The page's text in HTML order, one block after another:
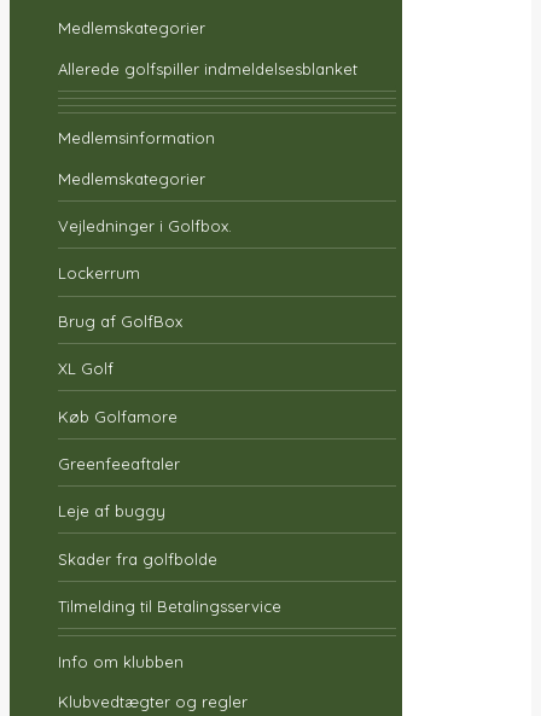
Medlemskategorier
Allerede golfspiller indmeldelsesblanket
Medlemsinformation
Medlemskategorier
Vejledninger i Golfbox.
Lockerrum
Brug af GolfBox
XL Golf
Køb Golfamore
Greenfeeaftaler
Leje af buggy
Skader fra golfbolde
Tilmelding til Betalingsservice
Info om klubben
Klubvedtægter og regler